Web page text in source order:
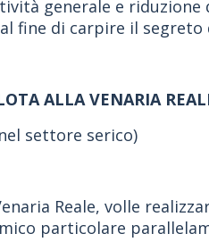
generale e
fine di carpire il
ALLA VENARIA
settore serico)
Reale, volle
particolare